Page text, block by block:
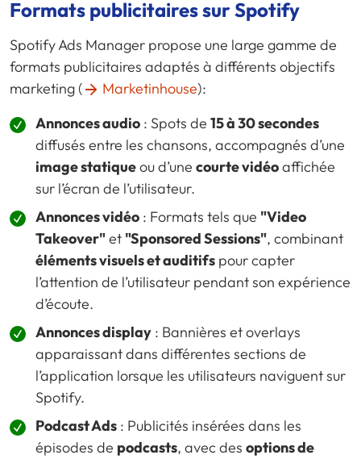
Formats publicitaires sur Spotify
Spotify Ads Manager propose une large gamme de
formats publicitaires adaptés à différents objectifs
marketing (
Marketinhouse):
Annonces audio : Spots de 15 à 30 secondes
diffusés entre les chansons, accompagnés d’une
image statiqueou d’une courte vidéoaffichée
sur l’écran de l’utilisateur.
Annonces vidéo : Formats tels que "Video
Takeover"et "Sponsored Sessions", combinant
éléments visuels et auditifs pour capter
l’attention de l’utilisateur pendant son expérience
d’écoute.
Annonces display : Bannières et overlays
apparaissant dans différentes sections de
l’application lorsque les utilisateurs naviguent sur
Spotify.
Podcast Ads : Publicités insérées dans les
épisodes de podcasts, avec des options de